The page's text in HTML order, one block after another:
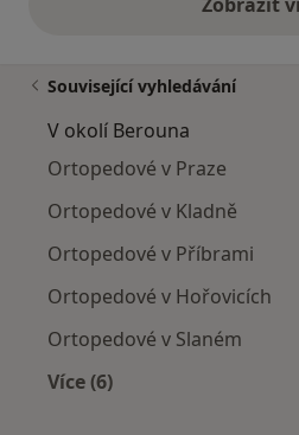
Související vyhledávání
V okolí Berouna
Ortopedové v Praze
Ortopedové v Kladně
Ortopedové v Příbrami
Ortopedové v Hořovicích
Ortopedové v Slaném
Více (6)